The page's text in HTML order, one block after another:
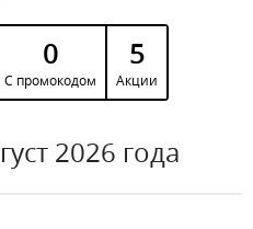
0
С промокодом
5
Акции
2026 года